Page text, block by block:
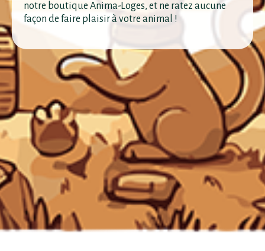
notre boutique Anima-Loges, et ne ratez aucune
façon de faire plaisir à votre animal !